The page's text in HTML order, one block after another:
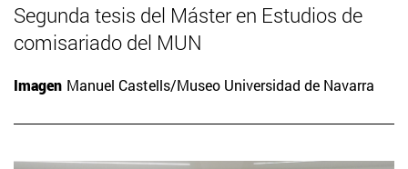
Segunda tesis del Máster en Estudios de
comisariado del MUN
Imagen Manuel Castells/Museo Universidad de Navarra